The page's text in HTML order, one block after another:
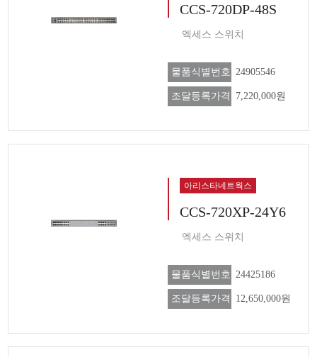
CCS-720DP-48S
엑세스 스위치
물품식별번호 24905546
조달등록가격 7,220,000원
아리스타네트웍스
CCS-720XP-24Y6
엑세스 스위치
물품식별번호 24425186
조달등록가격 12,650,000원